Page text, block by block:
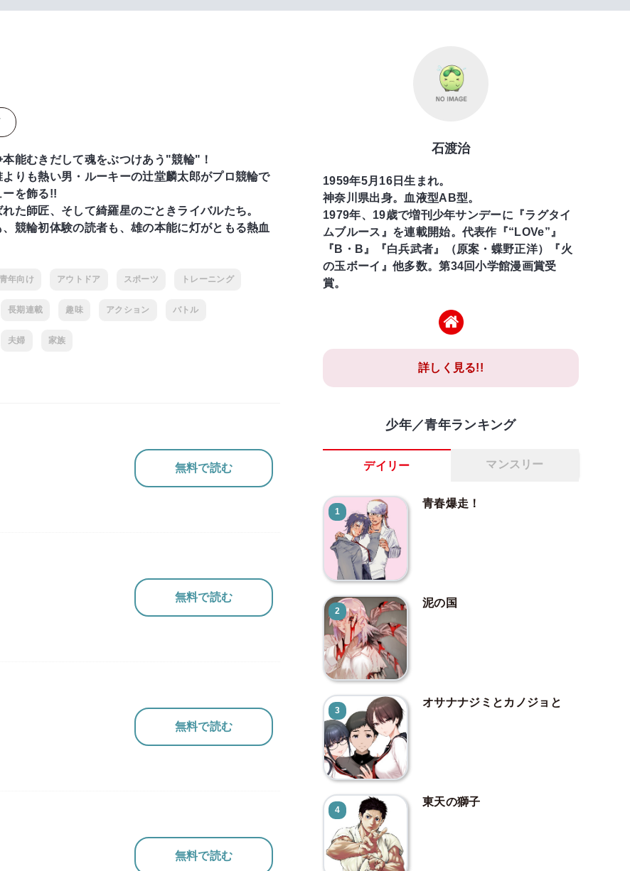
本能むきだして魂をぶつけあう"競輪"！
よりも熱い男・ルーキーの辻堂麟太郎がプロ競輪で
ーを飾る!!
れた師匠、そして綺羅星のごときライバルたち。
競輪初体験の読者も、雄の本能に灯がともる熱血
青年向け アウトドア スポーツ トレーニング
長期連載 趣味 アクション バトル
夫婦 家族
無料で読む
無料で読む
無料で読む
無料で読む
石渡治
1959年5月16日生まれ。
神奈川県出身。血液型AB型。
1979年、19歳で増刊少年サンデーに『ラグタイ
ムブルース』を連載開始。代表作『“LOVe”』
『B・B』『白兵武者』（原案・蝶野正洋）『火
の玉ボーイ』他多数。第34回小学館漫画賞受
賞。
詳しく見る!!
少年／青年ランキング
デイリー マンスリー
1
青春爆走！
2
泥の国
3
オサナナジミとカノジョと
4
東天の獅子